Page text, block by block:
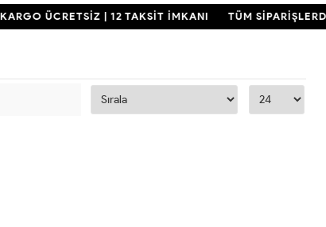
ÜCRETSİZ | 12 TAKSİT İMKANI TÜM